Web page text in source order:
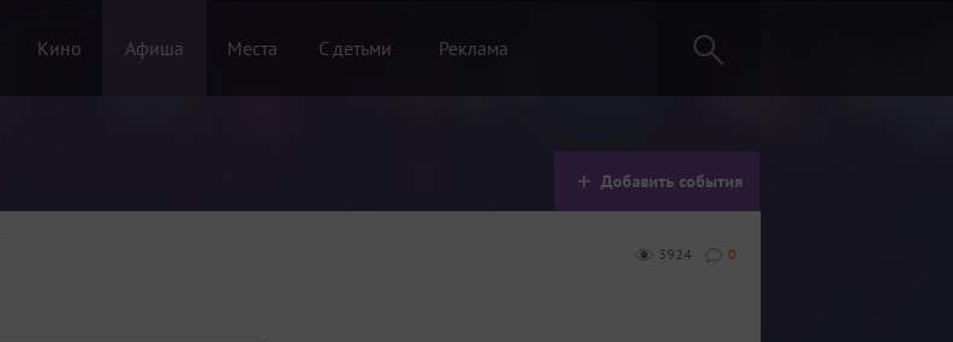
Кино Афиша Места С детьми Реклама
Добавить события
0
3924